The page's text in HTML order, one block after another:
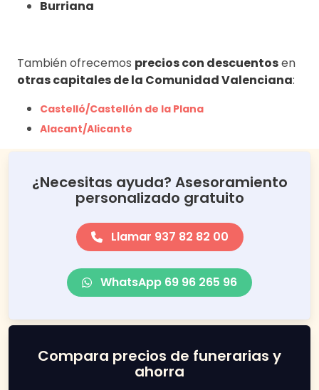
Burriana
También ofrecemos precios con descuentosen
otras capitales de la Comunidad Valenciana:
Castelló/Castellón de la Plana
Alacant/Alicante
¿Necesitas ayuda? Asesoramiento
personalizado gratuito
Llamar 937 82 82 00
WhatsApp 69 96 265 96
Compara precios de funerarias y
ahorra